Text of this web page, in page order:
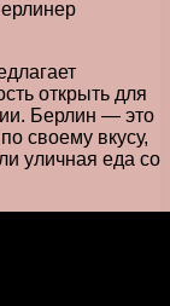
открыть для
Берлин — это
своему вкусу,
уличная еда со